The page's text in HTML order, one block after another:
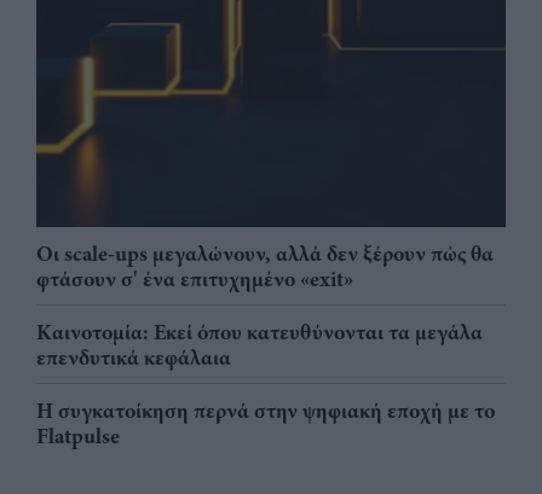
Οι scale-ups μεγαλώνουν, αλλά δεν ξέρουν πώς θα
φτάσουν σ' ένα επιτυχημένο «exit»
Καινοτομία: Εκεί όπου κατευθύνονται τα μεγάλα
επενδυτικά κεφάλαια
Η συγκατοίκηση περνά στην ψηφιακή εποχή με το
Flatpulse